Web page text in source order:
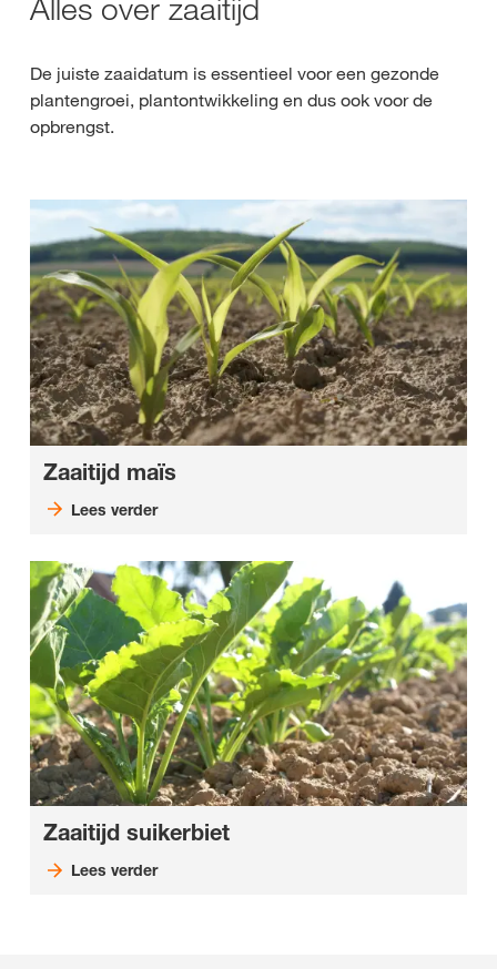
Alles over zaaitijd
De juiste zaaidatum is essentieel voor een gezonde
plantengroei, plantontwikkeling en dus ook voor de
opbrengst.
Zaaitijd maïs
Lees verder
Zaaitijd suikerbiet
Lees verder